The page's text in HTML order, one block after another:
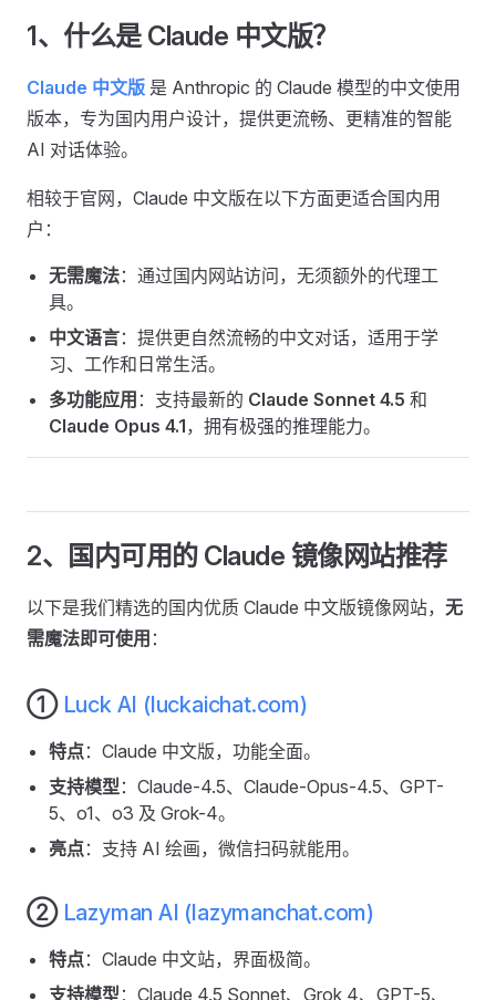
1、什么是 Claude 中文版？
Claude 中文版 是 Anthropic 的 Claude 模型的中文使用
版本，专为国内用户设计，提供更流畅、更精准的智能
AI 对话体验。
相较于官网，Claude 中文版在以下方面更适合国内用
户：
无需魔法：通过国内网站访问，无须额外的代理工
具。
中文语言：提供更自然流畅的中文对话，适用于学
习、工作和日常生活。
多功能应用 ：支持最新的 Claude Sonnet 4.5 和
Claude Opus 4.1，拥有极强的推理能力。
2、国内可用的 Claude 镜像网站推荐
以下是我们精选的国内优质 Claude 中文版镜像网站， 无
需魔法即可使用 ：
① Luck AI (luckaichat.com)
特点：Claude 中文版，功能全面。
支持模型：Claude-4.5、Claude-Opus-4.5、GPT-
5、o1、o3 及 Grok-4。
亮点：支持 AI 绘画，微信扫码就能用。
② Lazyman AI (lazymanchat.com)
特点：Claude 中文站，界面极简。
支持模型：Claude 4.5 Sonnet、Grok 4、GPT-5、